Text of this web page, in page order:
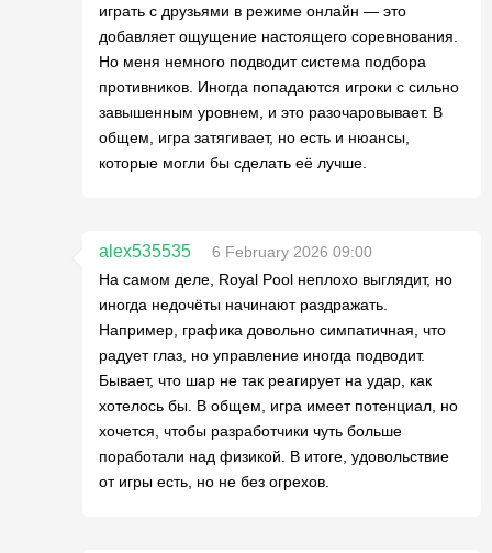
играть с друзьями в режиме онлайн — это
добавляет ощущение настоящего соревнования.
Но меня немного подводит система подбора
противников. Иногда попадаются игроки с сильно
завышенным уровнем, и это разочаровывает. В
общем, игра затягивает, но есть и нюансы,
которые могли бы сделать её лучше.
alex535535
6 February 2026 09:00
На самом деле, Royal Pool неплохо выглядит, но
иногда недочёты начинают раздражать.
Например, графика довольно симпатичная, что
радует глаз, но управление иногда подводит.
Бывает, что шар не так реагирует на удар, как
хотелось бы. В общем, игра имеет потенциал, но
хочется, чтобы разработчики чуть больше
поработали над физикой. В итоге, удовольствие
от игры есть, но не без огрехов.